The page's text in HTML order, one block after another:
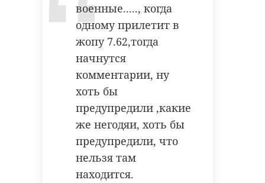
военные....., когда
одному прилетит в
жопу 7.62,тогда
начнутся
комментарии, ну
хоть бы
предупредили ,какие
же негодяи, хоть бы
предупредили, что
нельзя там
находится.